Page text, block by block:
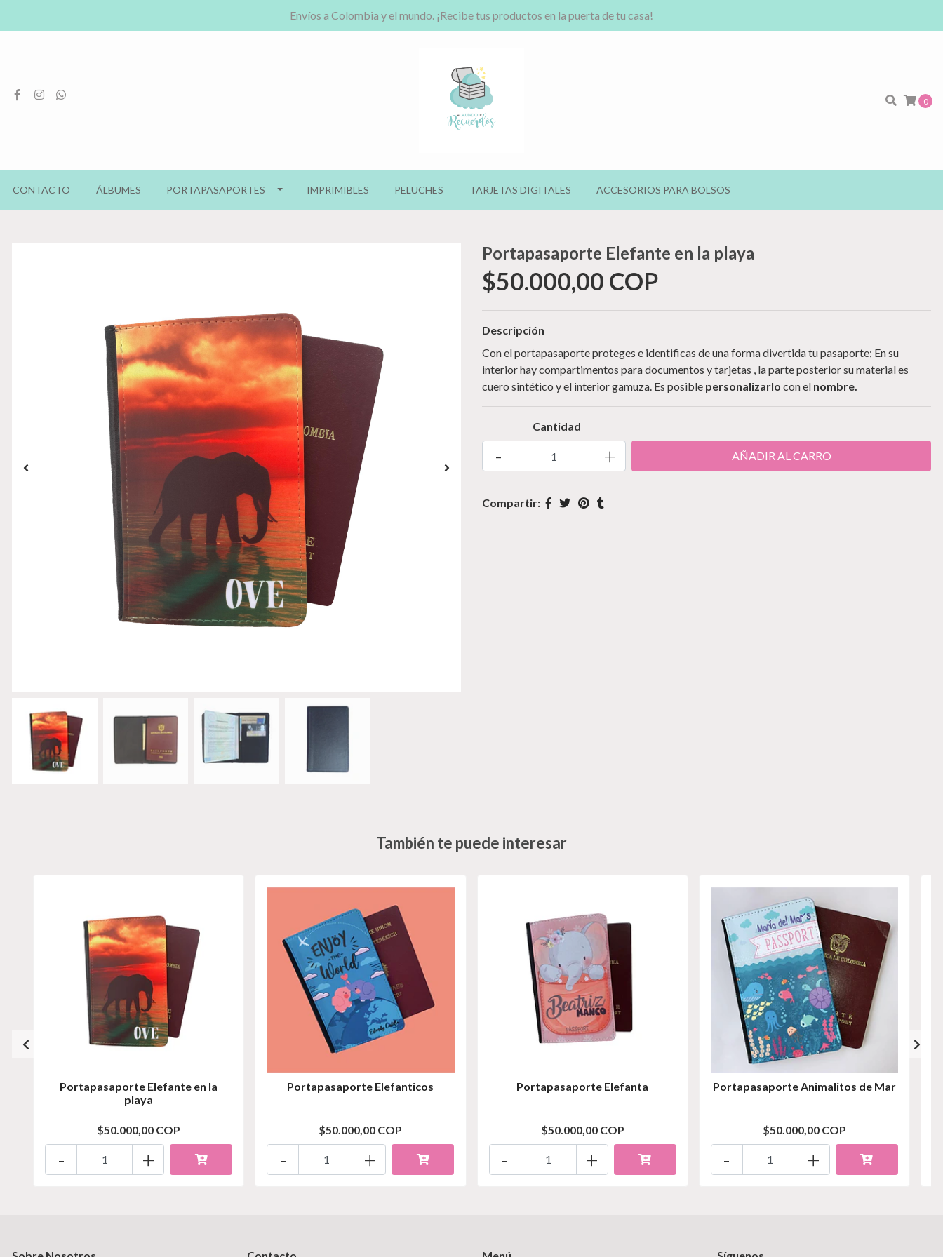
Envíos a Colombia y el mundo. ¡Recibe tus productos en la puerta de tu casa!
0
CONTACTO ÁLBUMES PORTAPASAPORTES IMPRIMIBLES PELUCHES TARJETAS DIGITALES ACCESORIOS PARA BOLSOS
Portapasaporte Elefante en la playa
$50.000,00 COP
Descripción
Con el portapasaporte proteges e identificas de una forma divertida tu pasaporte; En su
interior hay compartimentos para documentos y tarjetas , la parte posterior su material es
cuero sintético y el interior gamuza. Es posible personalizarlo con el nombre.
Cantidad
+
-
Compartir:
También te puede interesar
Portapasaporte Elefante en la
playa
$50.000,00 COP
+
-
Portapasaporte Elefanticos
$50.000,00 COP
+
-
Portapasaporte Elefanta
$50.000,00 COP
+
-
Portapasaporte Animalitos de Mar
$50.000,00 COP
+
-